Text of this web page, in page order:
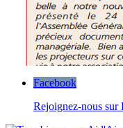
Facebook
Rejoignez-nous sur